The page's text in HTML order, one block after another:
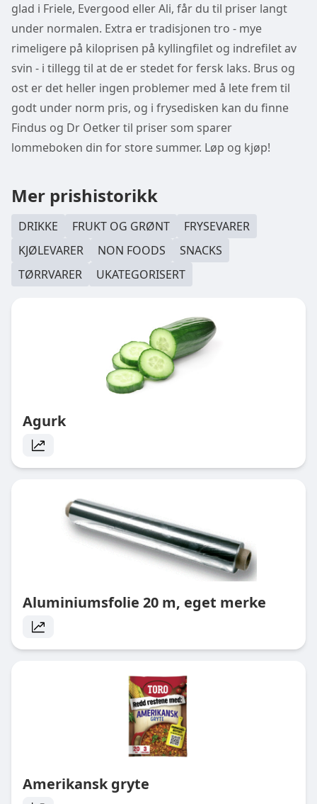
glad i Friele, Evergood eller Ali, får du til priser langt
under normalen. Extra er tradisjonen tro - mye
rimeligere på kiloprisen på kyllingfilet og indrefilet av
svin - i tillegg til at de er stedet for fersk laks. Brus og
ost er det heller ingen problemer med å lete frem til
godt under norm pris, og i frysedisken kan du finne
Findus og Dr Oetker til priser som sparer
lommeboken din for store summer. Løp og kjøp!
Mer prishistorikk
DRIKKE FRUKT OG GRØNT
FRYSEVARER
KJØLEVARER
NON FOODS
SNACKS
TØRRVARER
UKATEGORISERT
Agurk
Aluminiumsfolie 20 m, eget merke
Amerikansk gryte